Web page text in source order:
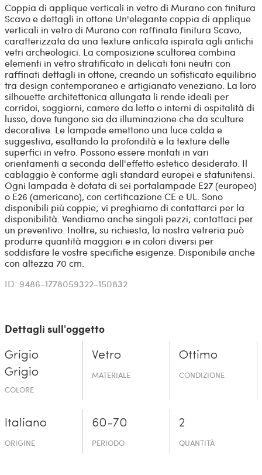
Coppia di applique verticali in vetro di Murano con finitura
Scavo e dettagli in ottone Un'elegante coppia di applique
verticali in vetro di Murano con raffinata finitura Scavo,
caratterizzata da una texture anticata ispirata agli antichi
vetri archeologici. La composizione scultorea combina
elementi in vetro stratificato in delicati toni neutri con
raffinati dettagli in ottone, creando un sofisticato equilibrio
tra design contemporaneo e artigianato veneziano. La loro
silhouette architettonica allungata li rende ideali per
corridoi, soggiorni, camere da letto o interni di ospitalità di
lusso, dove fungono sia da illuminazione che da sculture
decorative. Le lampade emettono una luce calda e
suggestiva, esaltando la profondità e la texture delle
superfici in vetro. Possono essere montati in vari
orientamenti a seconda dell'effetto estetico desiderato. Il
cablaggio è conforme agli standard europei e statunitensi.
Ogni lampada è dotata di sei portalampade E27 (europeo)
o E26 (americano), con certificazione CE e UL. Sono
disponibili più coppie; vi preghiamo di contattarci per la
disponibilità. Vendiamo anche singoli pezzi; contattaci per
un preventivo. Inoltre, su richiesta, la nostra vetreria può
produrre quantità maggiori e in colori diversi per
soddisfare le vostre specifiche esigenze. Disponibile anche
con altezza 70 cm.
ID: 9486-1778059322-150832
Dettagli sull'oggetto
Grigio
Grigio
COLORE
Vetro
MATERIALE
Ottimo
CONDIZIONE
Italiano
ORIGINE
60-70
PERIODO
2
QUANTITÀ